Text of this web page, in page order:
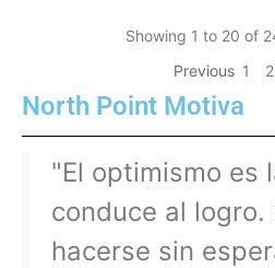
Showing 1 to 20 of
Previous 1 2
North Point Motiva
"El optimismo es
conduce al logro.
hacerse sin